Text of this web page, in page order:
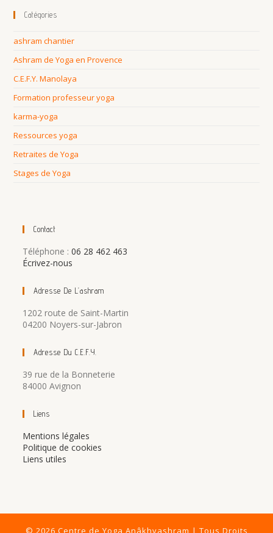
Catégories
ashram chantier
Ashram de Yoga en Provence
C.E.F.Y. Manolaya
Formation professeur yoga
karma-yoga
Ressources yoga
Retraites de Yoga
Stages de Yoga
Contact
Téléphone :06 28 462 463
Écrivez-nous
Adresse De L’ashram
1202 route de Saint-Martin
04200 Noyers-sur-Jabron
Adresse Du C.E.F.Y.
39 rue de la Bonneterie
84000 Avignon
Liens
Mentions légales
Politique de cookies
Liens utiles
© 2026 Centre de Yoga Anâkhyashram | Tous Droits